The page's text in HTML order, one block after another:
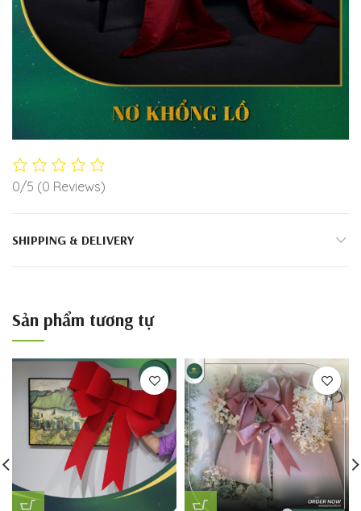
0/5 (0 Reviews)
SHIPPING & DELIVERY
Sản phẩm tương tự